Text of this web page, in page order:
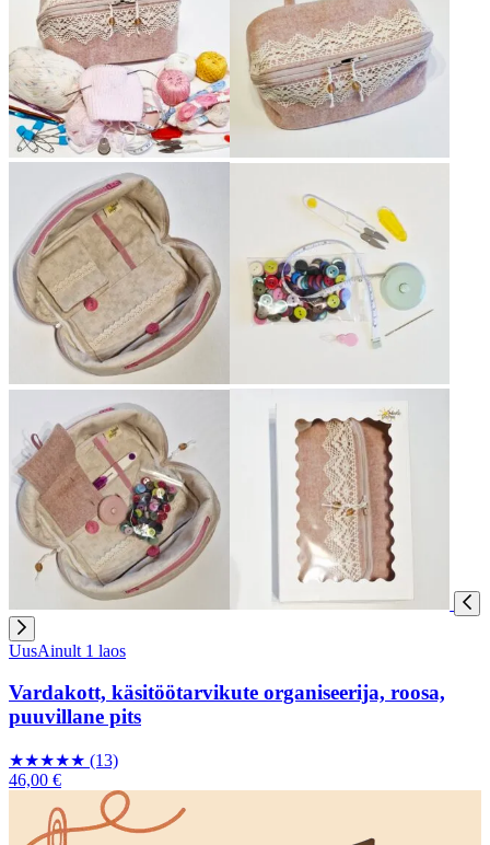
UusAinult 1 laos
Vardakott, käsitöötarvikute organiseerija, roosa,
puuvillane pits
★★★★★ (13)
46,00 €